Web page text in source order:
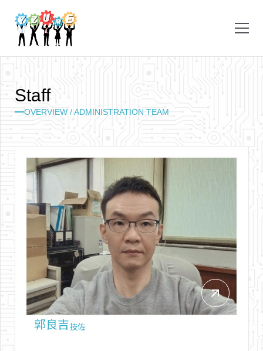
OVERVIEW / ADMINISTRATION TEAM
Staff
arrow_outward
郭良吉技佐